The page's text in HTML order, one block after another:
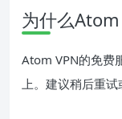
为什么Atom
Atom VPN的免费
上。建议稍后重试